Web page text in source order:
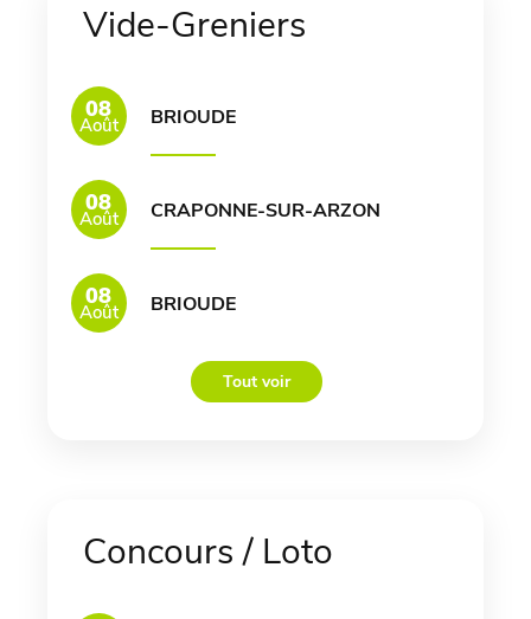
Vide-Greniers
08
Août BRIOUDE
08
Août CRAPONNE-SUR-ARZON
08
Août BRIOUDE
Tout voir
Concours / Loto